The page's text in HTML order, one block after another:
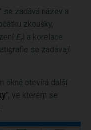
" se zadává název a
zkoušky,
E r) a korelace
se zadávají
okně otevírá další
", ve kterém se